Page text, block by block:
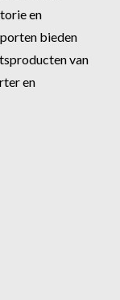
en
bieden
van
en